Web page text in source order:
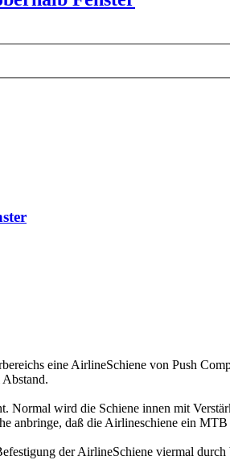
eine AirlineSchiene von Push
Normal wird die Schiene innen mit
anbringe, daß die Airlineschiene ein
der AirlineSchiene viermal